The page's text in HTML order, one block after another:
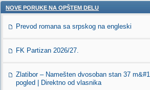
NOVE PORUKE NA OPŠTEM DELU
Prevod romana sa srpskog na engleski
FK Partizan 2026/27.
Zlatibor – Namešten dvosoban stan 37
pogled | Direktno od vlasnika